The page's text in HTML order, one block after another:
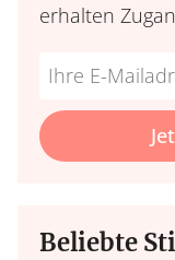
erhalten
Do
fill
this
*Ihre
Mailadresse:
Beliebte